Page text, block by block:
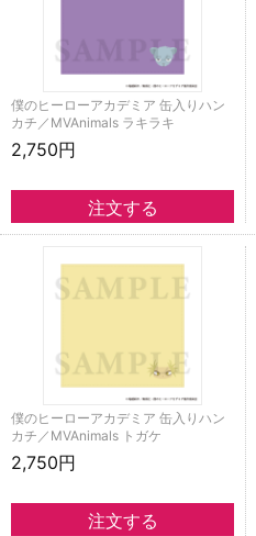
僕のヒーローアカデミア 缶入りハン
カチ／MVAnimals ラキラキ
2,750円
僕のヒーローアカデミア 缶入りハン
カチ／MVAnimals トガケ
2,750円